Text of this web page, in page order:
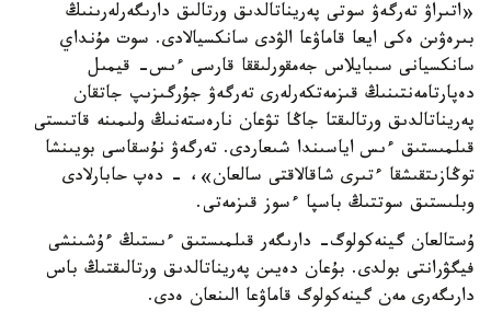
«اتىراۋ تەرگەۋ سوتى پەريناتالدىق ورتالىق دارىگەرلەرىنىڭ
بىرەۋىن ەكى ايعا قاماۋعا الۋدى سانكسيالادى. سوت مۇنداي
سانكسيانى سىبايلاس جەمقورلىققا قارسى ءىس- قيمىل
دەپارتامەنتىنىڭ قىزمەتكەرلەرى تەرگەۋ جۇرگىزىپ جاتقان
پەريناتالدىق ورتالىقتا جاڭا تۋعان نارەستەنىڭ ولىمىنە قاتىستى
قىلمىستىق ءىس اياسىندا شىعاردى. تەرگەۋ نۇسقاسى بويىنشا
توڭازىتقىشقا ءتىرى شاقالاقتى سالعان»، - دەپ حابارلادى
وبلىستىق سوتتىڭ باسپا ءسوز قىزمەتى.
ۇستالعان گينەكولوگ- دارىگەر قىلمىستىق ءىستىڭ ءۇشىنشى
فيگۋرانتى بولدى. بۇعان دەيىن پەريناتالدىق ورتالىقتىڭ باس
دارىگەرى مەن گينەكولوگ قاماۋعا الىنعان ەدى.